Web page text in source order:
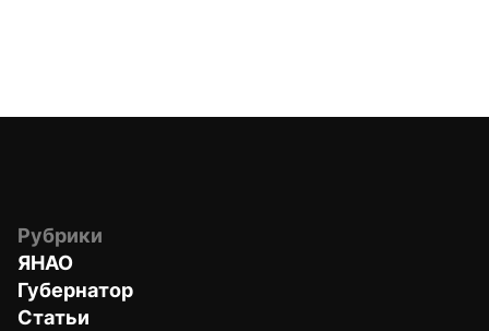
Рубрики
ЯНАО
Губернатор
Статьи